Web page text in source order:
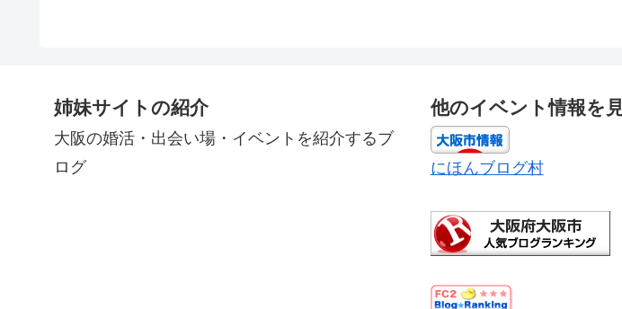
姉妹サイトの紹介
大阪の婚活・出会い場・イベントを紹介するブ
ログ
他のイベント情報を
にほんブログ村